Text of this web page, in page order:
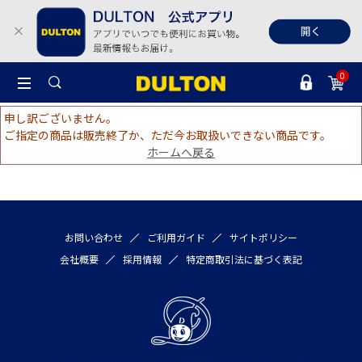
0
申し訳ございません。
ご指定の商品は販売終了か、ただ今お取扱いできない商品です。
ホームへ戻る
お問い合わせ ご利用ガイド
サイトポリシー
会社概要
採用情報 特定商取引法に基づく表記